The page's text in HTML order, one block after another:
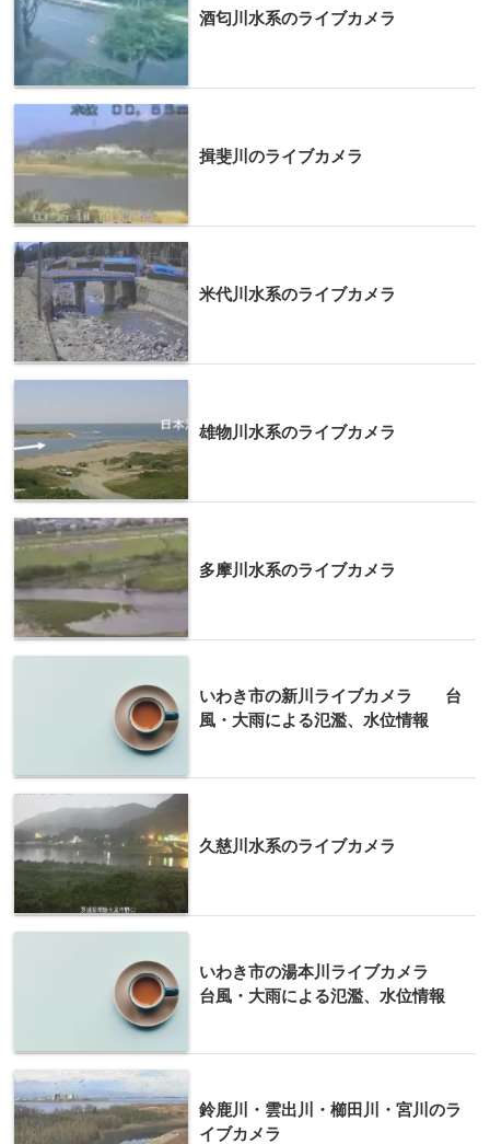
酒匂川水系のライブカメラ
揖斐川のライブカメラ
米代川水系のライブカメラ
雄物川水系のライブカメラ
多摩川水系のライブカメラ
いわき市の新川ライブカメラ 台
風・大雨による氾濫、水位情報
久慈川水系のライブカメラ
いわき市の湯本川ライブカメラ
台風・大雨による氾濫、水位情報
鈴鹿川・雲出川・櫛田川・宮川のラ
イブカメラ